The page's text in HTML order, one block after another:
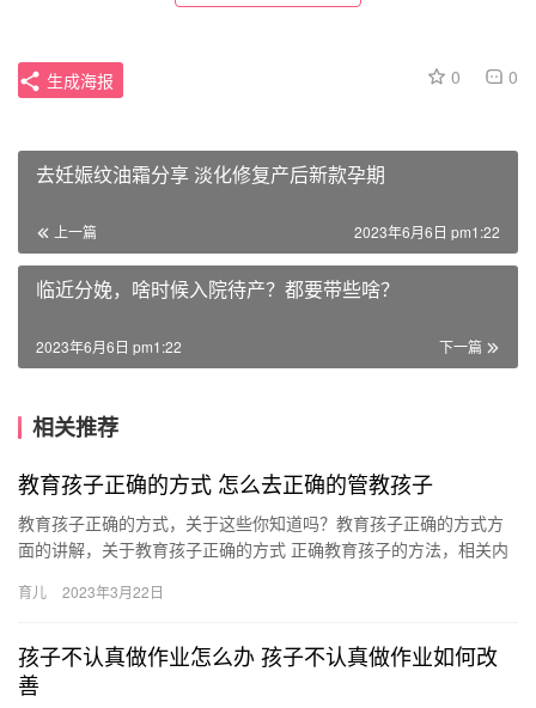
0 0
生成海报
去妊娠纹油霜分享 淡化修复产后新款孕期
上一篇 2023年6月6日 pm1:22
临近分娩，啥时候入院待产？都要带些啥？
下一篇
2023年6月6日 pm1:22
相关推荐
教育孩子正确的方式 怎么去正确的管教孩子
教育孩子正确的方式，关于这些你知道吗？教育孩子正确的方式方
面的讲解，关于教育孩子正确的方式 正确教育孩子的方法，相关内
育…
育儿 2023年3月22日
孩子不认真做作业怎么办 孩子不认真做作业如何改
善